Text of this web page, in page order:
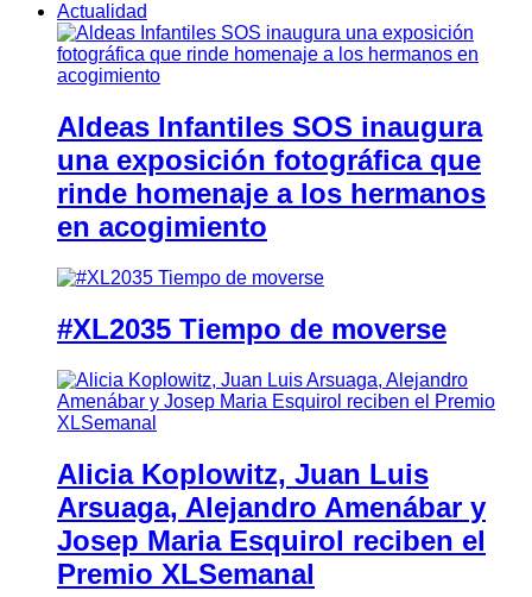
Actualidad
Aldeas Infantiles SOS inaugura
una exposición fotográfica que
rinde homenaje a los hermanos
en acogimiento
#XL2035 Tiempo de moverse
Alicia Koplowitz, Juan Luis
Arsuaga, Alejandro Amenábar y
Josep Maria Esquirol reciben el
Premio XLSemanal